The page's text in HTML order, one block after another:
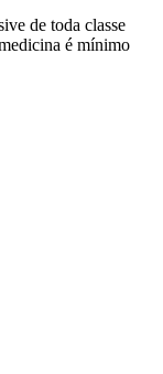
de toda classe
é mínimo